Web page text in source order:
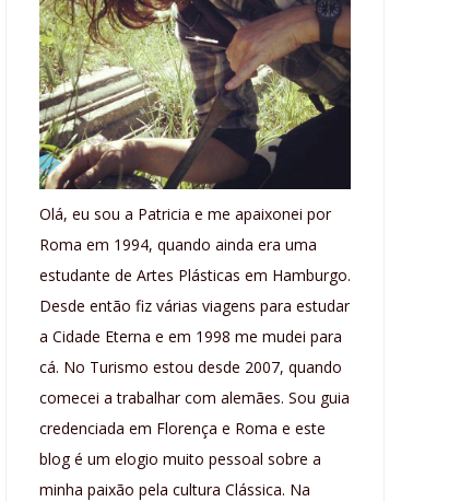
Olá, eu sou a Patricia e me apaixonei por
Roma em 1994, quando ainda era uma
estudante de Artes Plásticas em Hamburgo.
Desde então fiz várias viagens para estudar
a Cidade Eterna e em 1998 me mudei para
cá. No Turismo estou desde 2007, quando
comecei a trabalhar com alemães. Sou guia
credenciada em Florença e Roma e este
blog é um elogio muito pessoal sobre a
minha paixão pela cultura Clássica. Na